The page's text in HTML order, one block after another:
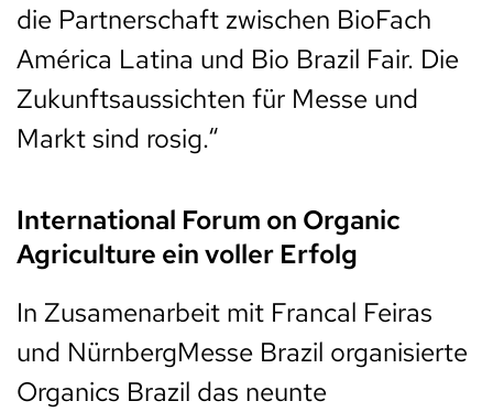
die Partnerschaft zwischen BioFach
América Latina und Bio Brazil Fair. Die
Zukunftsaussichten für Messe und
Markt sind rosig.“
International Forum on Organic
Agriculture ein voller Erfolg
In Zusamenarbeit mit Francal Feiras
und NürnbergMesse Brazil organisierte
Organics Brazil das neunte